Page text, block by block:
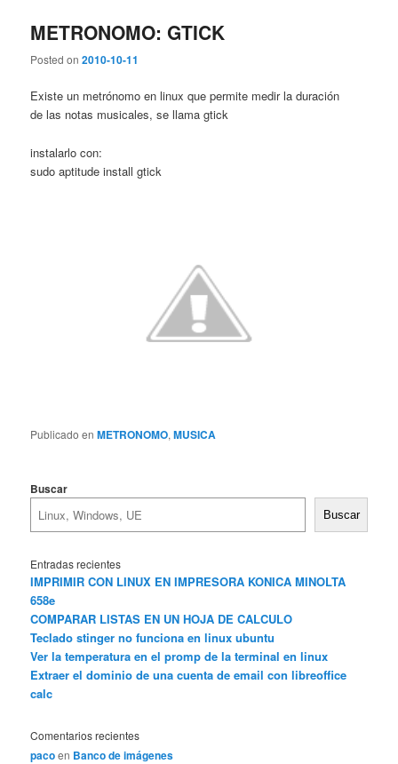
METRONOMO: GTICK
Posted on2010-10-11
Existe un metrónomo en linux que permite medir la duración
de las notas musicales, se llama gtick
instalarlo con:
sudo aptitude install gtick
Publicado en METRONOMO,MUSICA
Buscar
Buscar
Entradas recientes
IMPRIMIR CON LINUX EN IMPRESORA KONICA MINOLTA
658e
COMPARAR LISTAS EN UN HOJA DE CALCULO
Teclado stinger no funciona en linux ubuntu
Ver la temperatura en el promp de la terminal en linux
Extraer el dominio de una cuenta de email con libreoffice
calc
Comentarios recientes
pacoen Banco de imágenes